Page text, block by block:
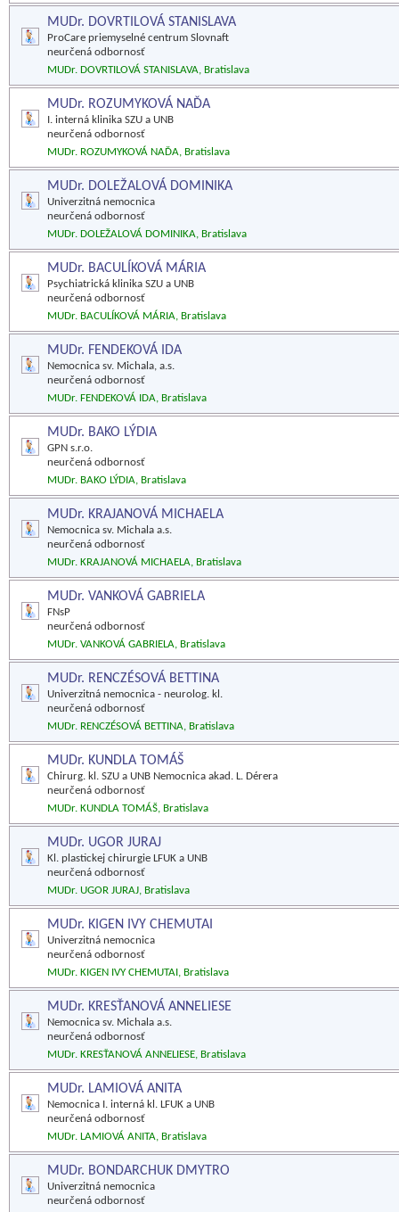
MUDr. DOVRTILOVÁ STANISLAVA
ProCare priemyselné centrum Slovnaft
neurčená odbornosť
MUDr. DOVRTILOVÁ STANISLAVA, Bratislava
MUDr. ROZUMYKOVÁ NAĎA
I. interná klinika SZU a UNB
neurčená odbornosť
MUDr. ROZUMYKOVÁ NAĎA, Bratislava
MUDr. DOLEŽALOVÁ DOMINIKA
Univerzitná nemocnica
neurčená odbornosť
MUDr. DOLEŽALOVÁ DOMINIKA, Bratislava
MUDr. BACULÍKOVÁ MÁRIA
Psychiatrická klinika SZU a UNB
neurčená odbornosť
MUDr. BACULÍKOVÁ MÁRIA, Bratislava
MUDr. FENDEKOVÁ IDA
Nemocnica sv. Michala, a.s.
neurčená odbornosť
MUDr. FENDEKOVÁ IDA, Bratislava
MUDr. BAKO LÝDIA
GPN s.r.o.
neurčená odbornosť
MUDr. BAKO LÝDIA, Bratislava
MUDr. KRAJANOVÁ MICHAELA
Nemocnica sv. Michala a.s.
neurčená odbornosť
MUDr. KRAJANOVÁ MICHAELA, Bratislava
MUDr. VANKOVÁ GABRIELA
FNsP
neurčená odbornosť
MUDr. VANKOVÁ GABRIELA, Bratislava
MUDr. RENCZÉSOVÁ BETTINA
Univerzitná nemocnica - neurolog. kl.
neurčená odbornosť
MUDr. RENCZÉSOVÁ BETTINA, Bratislava
MUDr. KUNDLA TOMÁŠ
Chirurg. kl. SZU a UNB Nemocnica akad. L. Dérera
neurčená odbornosť
MUDr. KUNDLA TOMÁŠ, Bratislava
MUDr. UGOR JURAJ
Kl. plastickej chirurgie LFUK a UNB
neurčená odbornosť
MUDr. UGOR JURAJ, Bratislava
MUDr. KIGEN IVY CHEMUTAI
Univerzitná nemocnica
neurčená odbornosť
MUDr. KIGEN IVY CHEMUTAI, Bratislava
MUDr. KRESŤANOVÁ ANNELIESE
Nemocnica sv. Michala a.s.
neurčená odbornosť
MUDr. KRESŤANOVÁ ANNELIESE, Bratislava
MUDr. LAMIOVÁ ANITA
Nemocnica I. interná kl. LFUK a UNB
neurčená odbornosť
MUDr. LAMIOVÁ ANITA, Bratislava
MUDr. BONDARCHUK DMYTRO
Univerzitná nemocnica
neurčená odbornosť